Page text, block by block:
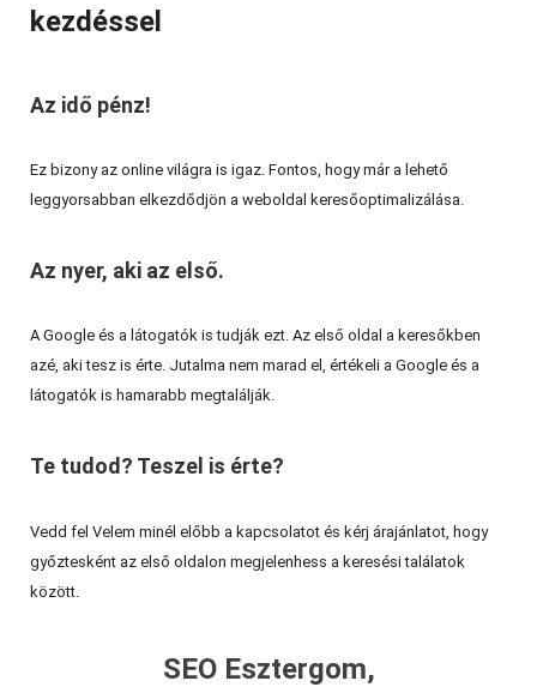
kezdéssel
Az idő pénz!
Ez bizony az online világra is igaz. Fontos, hogy már a lehető
leggyorsabban elkezdődjön a weboldal keresőoptimalizálása.
Az nyer, aki az első.
A Google és a látogatók is tudják ezt. Az első oldal a keresőkben
azé, aki tesz is érte. Jutalma nem marad el, értékeli a Google és a
látogatók is hamarabb megtalálják.
Te tudod? Teszel is érte?
Vedd fel Velem minél előbb a kapcsolatot és kérj árajánlatot, hogy
győztesként az első oldalon megjelenhess a keresési találatok
között.
SEO Esztergom,